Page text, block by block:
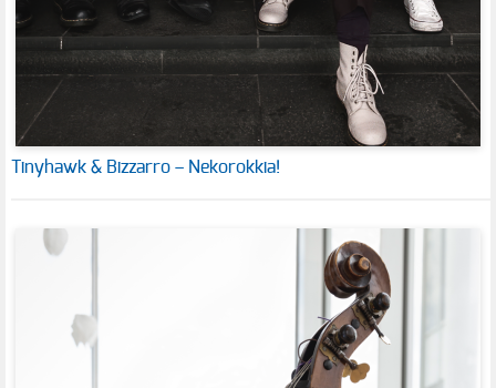
Tinyhawk & Bizzarro – Nekorokkia!